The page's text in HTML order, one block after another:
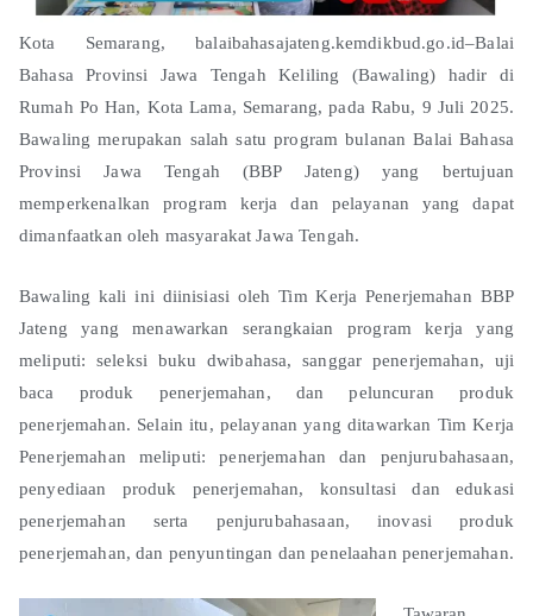
Kota Semarang, balaibahasajateng.kemdikbud.go.id–Balai
Bahasa Provinsi Jawa Tengah Keliling (Bawaling) hadir di
Rumah Po Han, Kota Lama, Semarang, pada Rabu, 9 Juli 2025.
Bawaling merupakan salah satu program bulanan Balai Bahasa
Provinsi Jawa Tengah (BBP Jateng) yang bertujuan
memperkenalkan program kerja dan pelayanan yang dapat
dimanfaatkan oleh masyarakat Jawa Tengah.
Bawaling kali ini diinisiasi oleh Tim Kerja Penerjemahan BBP
Jateng yang menawarkan serangkaian program kerja yang
meliputi: seleksi buku dwibahasa, sanggar penerjemahan, uji
baca produk penerjemahan, dan peluncuran produk
penerjemahan. Selain itu, pelayanan yang ditawarkan Tim Kerja
Penerjemahan meliputi: penerjemahan dan penjurubahasaan,
penyediaan produk penerjemahan, konsultasi dan edukasi
penerjemahan serta penjurubahasaan, inovasi produk
penerjemahan, dan penyuntingan dan penelaahan penerjemahan.